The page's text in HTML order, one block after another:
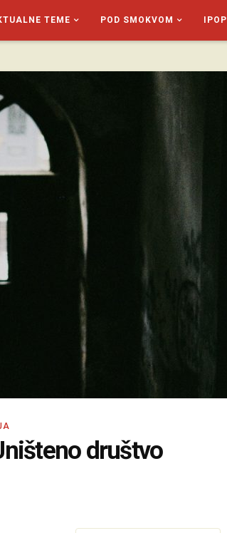
TEME POD SMOKVOM IPOP
društvo